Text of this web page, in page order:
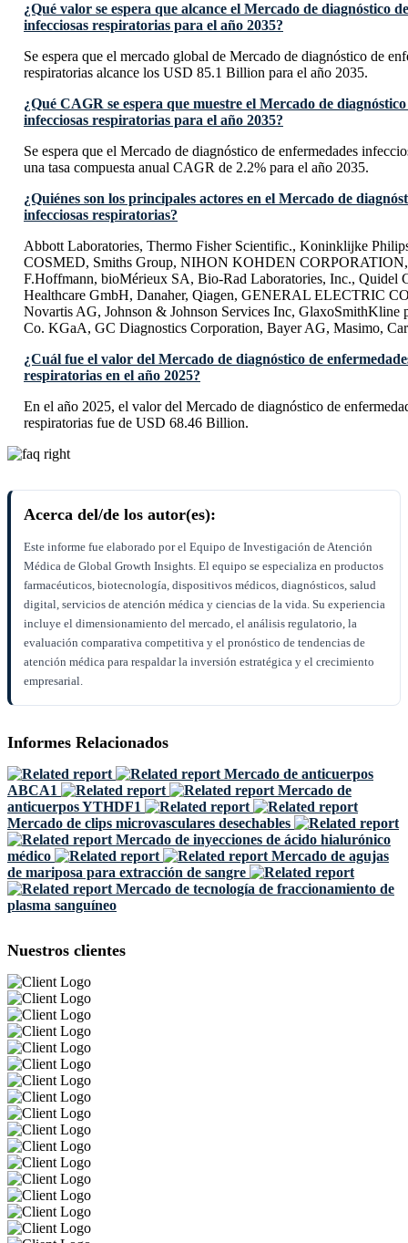
¿Qué valor se espera que alcance el Mercado de diagnóstico
infecciosas respiratorias para el año 2035?
Se espera que el mercado global de Mercado de diagnóstico de
respiratorias alcance los USD 85.1 Billion para el año 2035.
¿Qué CAGR se espera que muestre el Mercado de
infecciosas respiratorias para el año 2035?
Se espera que el Mercado de diagnóstico de enfermedades
una tasa compuesta anual CAGR de 2.2% para el año 2035.
¿Quiénes son los principales actores en el Mercado de
infecciosas respiratorias?
Abbott Laboratories, Thermo Fisher Scientific., Koninklijke
COSMED, Smiths Group, NIHON KOHDEN
F.Hoffmann, bioMérieux SA, Bio-Rad Laboratories, Inc., Quidel
Healthcare GmbH, Danaher, Qiagen, GENERAL ELECTRIC
Novartis AG, Johnson & Johnson Services Inc,
Co. KGaA, GC Diagnostics Corporation, Bayer AG, Masimo,
¿Cuál fue el valor del Mercado de diagnóstico de
respiratorias en el año 2025?
En el año 2025, el valor del Mercado de diagnóstico de
respiratorias fue de USD 68.46 Billion.
Acerca del/de los autor(es):
Este informe fue elaborado por el Equipo de Investigación de Atención
Médica de Global Growth Insights. El equipo se especializa en productos
farmacéuticos, biotecnología, dispositivos médicos, diagnósticos, salud
digital, servicios de atención médica y ciencias de la vida. Su experiencia
incluye el dimensionamiento del mercado, el análisis regulatorio, la
evaluación comparativa competitiva y el pronóstico de tendencias de
atención médica para respaldar la inversión estratégica y el crecimiento
empresarial.
Informes Relacionados
Mercado de anticuerpos
ABCA1
Mercado de
anticuerpos YTHDF1
Mercado de clips microvasculares desechables
Mercado de inyecciones de ácido hialurónico
médico
Mercado de agujas
de mariposa para extracción de sangre
Mercado de tecnología de fraccionamiento de
plasma sanguíneo
Nuestros clientes